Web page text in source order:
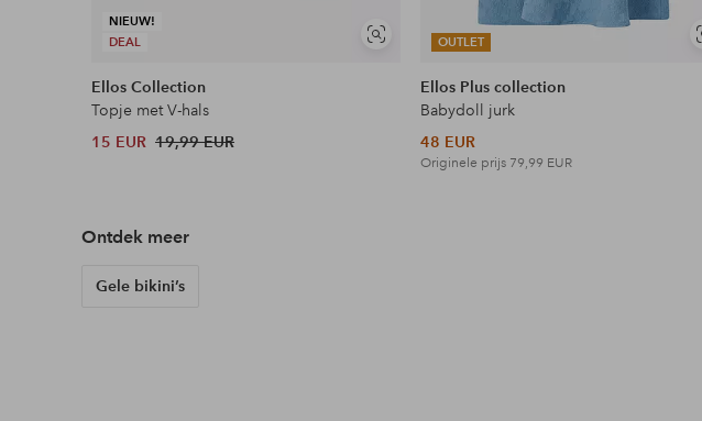
NIEUW!
DEAL
Soortgelijke
Ellos Collection
Topje met V-hals
15 EUR 19,99 EUR
OUTLET
Ellos Plus collection
Babydoll jurk
48 EUR
Originele prijs 79,99 EUR
Ontdek meer
Gele bikini’s